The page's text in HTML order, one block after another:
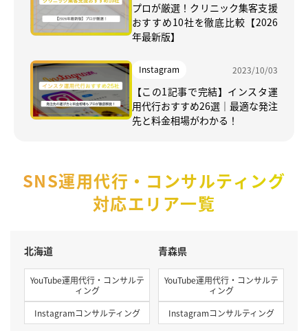
プロが厳選！クリニック集客支援
おすすめ10社を徹底比較【2026
年最新版】
Instagram 2023/10/03
【この1記事で完結】インスタ運
用代行おすすめ26選｜最適な発注
先と料金相場がわかる！
SNS運用代行・コンサルティング
対応エリア一覧
北海道
YouTube運用代行・コンサルテ
ィング
Instagramコンサルティング
青森県
YouTube運用代行・コンサルテ
ィング
Instagramコンサルティング